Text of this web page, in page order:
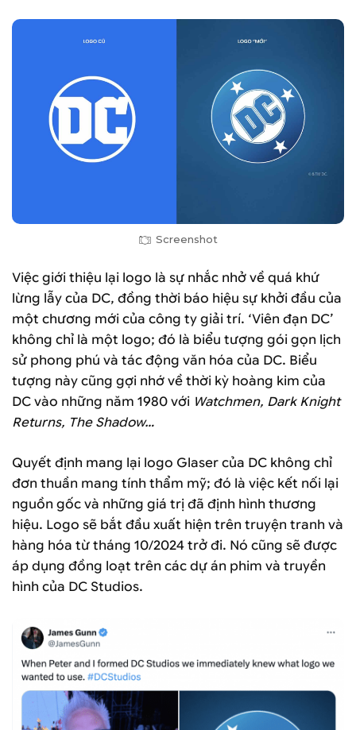
Screenshot
Việc giới thiệu lại logo là sự nhắc nhở về quá khứ
lừng lẫy của DC, đồng thời báo hiệu sự khởi đầu của
một chương mới của công ty giải trí. ‘Viên đạn DC’
không chỉ là một logo; đó là biểu tượng gói gọn lịch
sử phong phú và tác động văn hóa của DC. Biểu
tượng này cũng gợi nhớ về thời kỳ hoàng kim của
DC vào những năm 1980 với Watchmen, Dark Knight
Returns, The Shadow…
Quyết định mang lại logo Glaser của DC không chỉ
đơn thuần mang tính thẩm mỹ; đó là việc kết nối lại
nguồn gốc và những giá trị đã định hình thương
hiệu. Logo sẽ bắt đầu xuất hiện trên truyện tranh và
hàng hóa từ tháng 10/2024 trở đi. Nó cũng sẽ được
áp dụng đồng loạt trên các dự án phim và truyền
hình của DC Studios.